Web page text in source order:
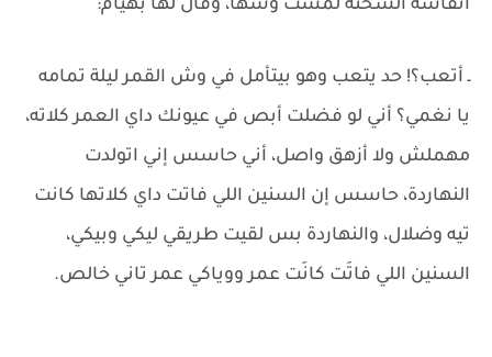
أنفاسه السخنة لمست وشها، وقال لها بهيام:
ـ أتعب؟! حد يتعب وهو بيتأمل في وش القمر ليلة تمامه
يا نغمي؟ أني لو فضلت أبص في عيونك داي العمر كلاته،
مهملش ولا أزهق واصل، أني حاسس إني اتولدت
النهاردة، حاسس إن السنين اللي فاتت داي كلاتها كانت
تيه وضلال، والنهاردة بس لقيت طريقي ليكي وبيكي،
السنين اللي فاتَت كانَت عمر ووياكي عمر تاني خالص.